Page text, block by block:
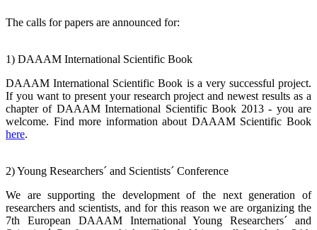
The calls for papers are announced for:
1) DAAAM International Scientific Book
DAAAM International Scientific Book is a very successful project.
If you want to present your research project and newest results as a
chapter of DAAAM International Scientific Book 2013 - you are
welcome. Find more information about DAAAM Scientific Book
here.
2) Young Researchers´ and Scientists´ Conference
We are supporting the development of the next generation of
researchers and scientists, and for this reason we are organizing the
7th European DAAAM International Young Researchers´ and